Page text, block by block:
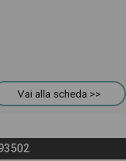
Vai alla scheda >>